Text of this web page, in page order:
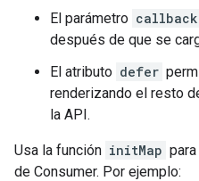
El parámetro callback
después de que se
El atributo defer
renderizando el resto
la API.
Usa la función initMap
de Consumer. Por ejemplo: